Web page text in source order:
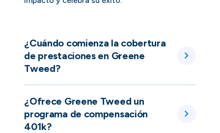
¿Cuándo comienza la cobertura
de prestaciones en Greene
Tweed?
¿Ofrece Greene Tweed un
programa de compensación
401k?